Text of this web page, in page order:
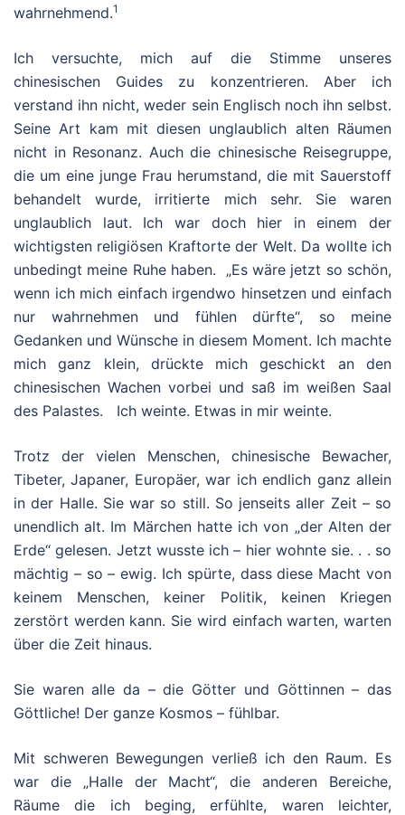
wahrnehmend.1
Ich versuchte, mich auf die Stimme unseres
chinesischen Guides zu konzentrieren. Aber ich
verstand ihn nicht, weder sein Englisch noch ihn selbst.
Seine Art kam mit diesen unglaublich alten Räumen
nicht in Resonanz. Auch die chinesische Reisegruppe,
die um eine junge Frau herumstand, die mit Sauerstoff
behandelt wurde, irritierte mich sehr. Sie waren
unglaublich laut. Ich war doch hier in einem der
wichtigsten religiösen Kraftorte der Welt. Da wollte ich
unbedingt meine Ruhe haben. „Es wäre jetzt so schön,
wenn ich mich einfach irgendwo hinsetzen und einfach
nur wahrnehmen und fühlen dürfte“, so meine
Gedanken und Wünsche in diesem Moment. Ich machte
mich ganz klein, drückte mich geschickt an den
chinesischen Wachen vorbei und saß im weißen Saal
des Palastes. Ich weinte. Etwas in mir weinte.
Trotz der vielen Menschen, chinesische Bewacher,
Tibeter, Japaner, Europäer, war ich endlich ganz allein
in der Halle. Sie war so still. So jenseits aller Zeit – so
unendlich alt. Im Märchen hatte ich von „der Alten der
Erde“ gelesen. Jetzt wusste ich – hier wohnte sie. . . so
mächtig – so – ewig. Ich spürte, dass diese Macht von
keinem Menschen, keiner Politik, keinen Kriegen
zerstört werden kann. Sie wird einfach warten, warten
über die Zeit hinaus.
Sie waren alle da – die Götter und Göttinnen – das
Göttliche! Der ganze Kosmos – fühlbar.
Mit schweren Bewegungen verließ ich den Raum. Es
war die „Halle der Macht“, die anderen Bereiche,
Räume die ich beging, erfühlte, waren leichter,